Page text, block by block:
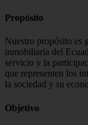
Propósito
Nuestro propósito es
inmobiliaria del
servicio y la
que representen los
la sociedad y su
Objetivo